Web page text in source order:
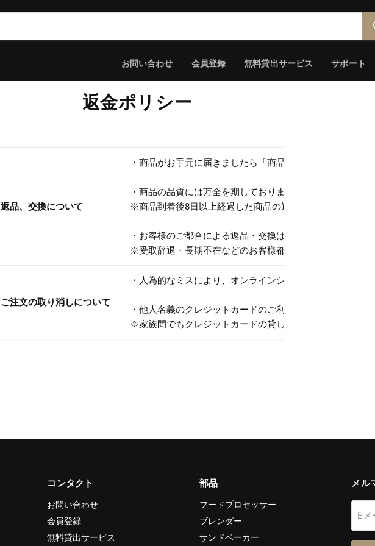
お問い合わせ 会員登録 無料貸出サービス サポート
返金ポリシー
返品、交換について
・商品がお手元に届きましたら「商品に不良箇所がない
・商品の品質には万全を期しておりますが、万一破損・
※商品到着後8日以上経過した商品の返品・交換等のご要
・お客様のご都合による返品・交換はお受けできません。
※受取辞退・長期不在などのお客様都合によるご返品につ
ご注文の取り消しについて
・人為的なミスにより、オンラインショップ上の価格が
・他人名義のクレジットカードのご利用は原則としてお
※家族間でもクレジットカードの貸し借りは、カード会社
コンタクト
お問い合わせ
会員登録
無料貸出サービス
部品
フードプロセッサー
ブレンダー
サンドベーカー
メル
Eメ